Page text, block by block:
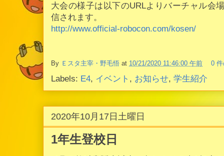
大会の様子は以下のURLよりバーチャル会
信されます。
http://www.official-robocon.com/kosen/
By Ｅスタ主宰・野毛悟 at 10/21/2020 11:46:00 午前 0
Labels: E4, イベント , お知らせ, 学生紹介
2020年10月17日土曜日
1年生登校日